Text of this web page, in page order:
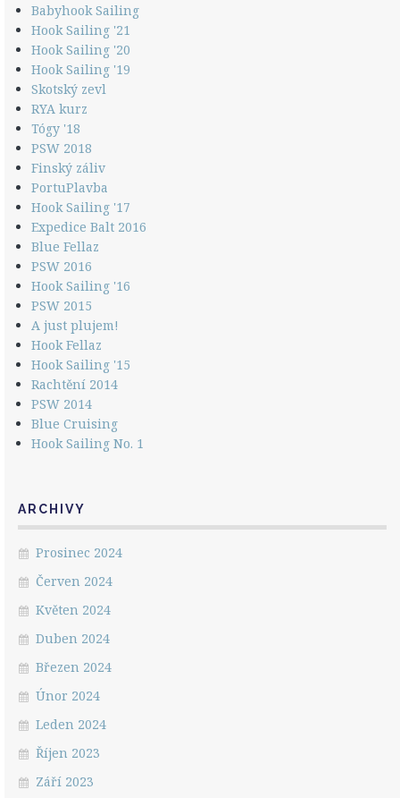
Babyhook Sailing
Hook Sailing '21
Hook Sailing '20
Hook Sailing '19
Skotský zevl
RYA kurz
Tógy '18
PSW 2018
Finský záliv
PortuPlavba
Hook Sailing '17
Expedice Balt 2016
Blue Fellaz
PSW 2016
Hook Sailing '16
PSW 2015
A just plujem!
Hook Fellaz
Hook Sailing '15
Rachtění 2014
PSW 2014
Blue Cruising
Hook Sailing No. 1
ARCHIVY
Prosinec 2024
Červen 2024
Květen 2024
Duben 2024
Březen 2024
Únor 2024
Leden 2024
Říjen 2023
Září 2023